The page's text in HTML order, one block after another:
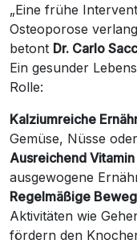
„Eine frühe
Osteoporose
betont Dr. Carlo
Ein gesunder
Rolle:
Kalziumreiche
Gemüse, Nüsse
Ausreichend Vitamin
ausgewogene
Regelmäßige
Aktivitäten wie
fördern den